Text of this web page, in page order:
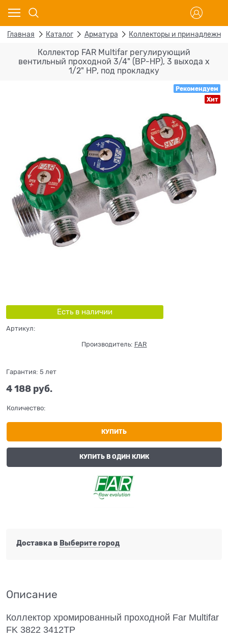
Главная Каталог Арматура Коллекторы и
Коллектор FAR Multifar регулирующий
вентильный проходной 3/4" (ВР-НР), 3 выхода x
1/2" НР, под прокладку
Рекомендуем
Хит
Есть в наличии
Артикул:
Производитель: FAR
Гарантия: 5 лет
4 188 руб.
Количество:
КУПИТЬ
КУПИТЬ В ОДИН КЛИК
Доставка в Выберите город
Описание
Коллектор хромированный проходной Far Multifar
FK 3822 3412TP